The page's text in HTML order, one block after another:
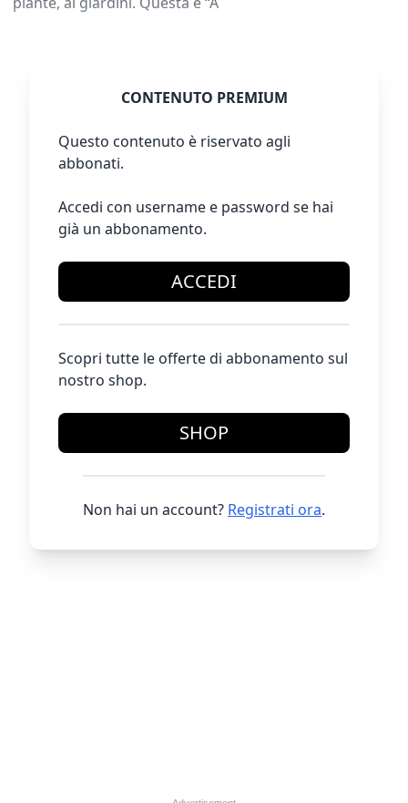
CONTENUTO PREMIUM
Questo contenuto è riservato agli
abbonati.
Accedi con username e password se hai
già un abbonamento.
ACCEDI
Scopri tutte le offerte di abbonamento sul
nostro shop.
SHOP
Non hai un account? Registrati ora.